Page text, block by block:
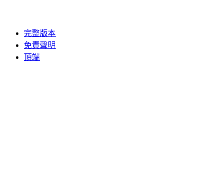
完整版本
免責聲明
頂端